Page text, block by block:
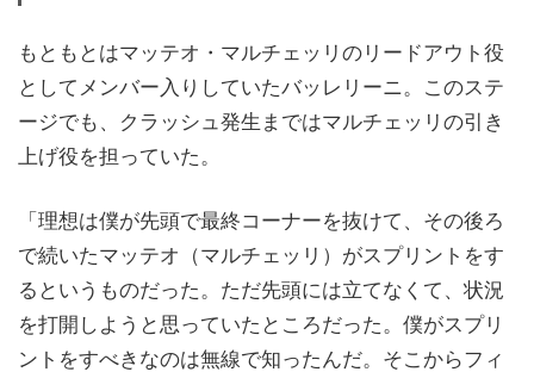
もともとはマッテオ・マルチェッリのリードアウト役
としてメンバー入りしていたバッレリーニ。このステ
ージでも、クラッシュ発生まではマルチェッリの引き
上げ役を担っていた。
「理想は僕が先頭で最終コーナーを抜けて、その後ろ
で続いたマッテオ（マルチェッリ）がスプリントをす
るというものだった。ただ先頭には立てなくて、状況
を打開しようと思っていたところだった。僕がスプリ
ントをすべきなのは無線で知ったんだ。そこからフィ